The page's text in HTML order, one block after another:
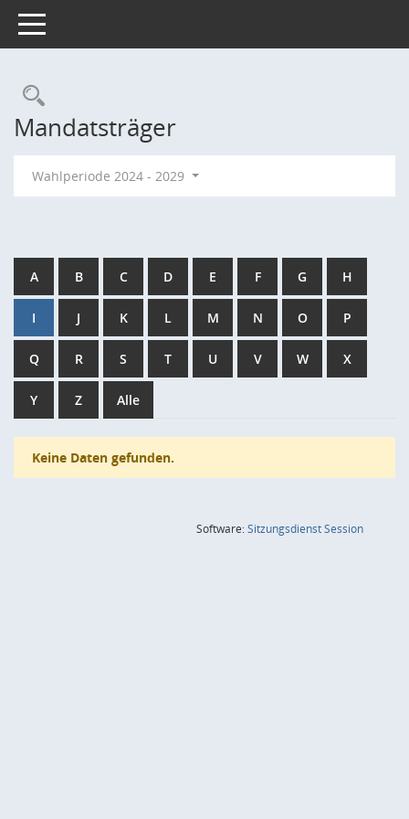
Toggle navigation
Rechercheauswahl
Mandatsträger
Wahlperiode 2024 - 2029
A B C D E F G H
I J K L M N O P
Q R S T U V W X
Y Z Alle
Keine Daten gefunden.
Software:SitzungsdienstSession(Wird in